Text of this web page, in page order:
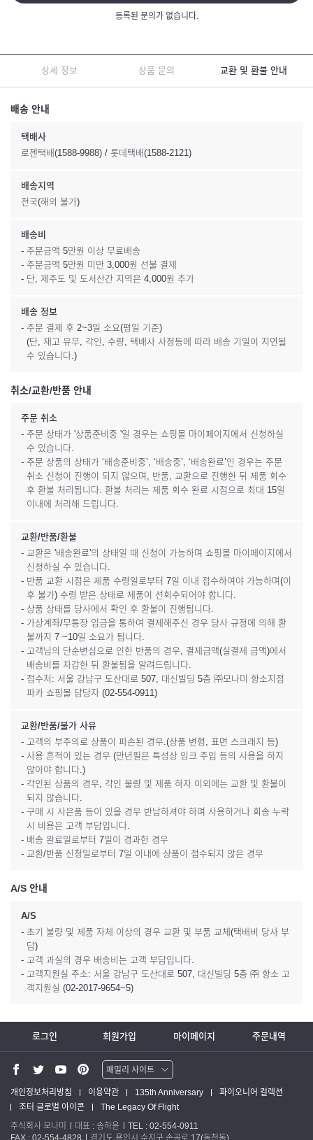
등록된 문의가 없습니다.
상세 정보 상품 문의 교환 및 환불 안내
배송 안내
택배사
로젠택배(1588-9988) / 롯데택배(1588-2121)
배송지역
전국(해외 불가)
배송비
- 주문금액 5만원 이상 무료배송
- 주문금액 5만원 미만 3,000원 선불 결제
- 단, 제주도 및 도서산간 지역은 4,000원 추가
배송 정보
- 주문 결제 후 2~3일 소요(평일 기준)
(단, 재고 유무, 각인, 수량, 택배사 사정등에 따라 배송 기일이 지연될
수 있습니다.)
취소/교환/반품 안내
주문 취소
- 주문 상태가 '상품준비중 '일 경우는 쇼핑몰 마이페이지에서 신청하실
수 있습니다.
- 주문 상품의 상태가 ‘배송준비중’, ‘배송중’, ‘배송완료’인 경우는 주문
취소 신청이 진행이 되지 않으며, 반품, 교환으로 진행한 뒤 제품 회수
후 환불 처리됩니다. 환불 처리는 제품 회수 완료 시점으로 최대 15일
이내에 처리해 드립니다.
교환/반품/환불
- 교환은 '배송완료'의 상태일 때 신청이 가능하며 쇼핑몰 마이페이지에서
신청하실 수 있습니다.
- 반품 교환 시점은 제품 수령일로부터 7일 이내 접수하여야 가능하며(이
후 불가) 수령 받은 상태로 제품이 선회수되어야 합니다.
- 상품 상태를 당사에서 확인 후 환불이 진행됩니다.
- 가상계좌/무통장 입금을 통하여 결제해주신 경우 당사 규정에 의해 환
불까지 7 ~10일 소요가 됩니다.
- 고객님의 단순변심으로 인한 반품의 경우, 결제금액(실결제 금액)에서
배송비를 차감한 뒤 환불됨을 알려드립니다.
- 접수처: 서울 강남구 도산대로 507, 대신빌딩 5층 ㈜모나미 항소지점
파카 쇼핑몰 담당자 (02-554-0911)
교환/반품/불가 사유
- 고객의 부주의로 상품이 파손된 경우.(상품 변형, 표면 스크래치 등)
- 사용 흔적이 있는 경우 (만년필은 특성상 잉크 주입 등의 사용을 하지
않아야 합니다.)
- 각인된 상품의 경우, 각인 불량 및 제품 하자 이외에는 교환 및 환불이
되지 않습니다.
- 구매 시 사은품 등이 있을 경우 반납하셔야 하며 사용하거나 회송 누락
시 비용은 고객 부담입니다.
- 배송 완료일로부터 7일이 경과한 경우
- 교환/반품 신청일로부터 7일 이내에 상품이 접수되지 않은 경우
A/S 안내
A/S
- 초기 불량 및 제품 자체 이상의 경우 교환 및 부품 교체(택배비 당사 부
담)
- 고객 과실의 경우 배송비는 고객 부담입니다.
- 고객지원실 주소: 서울 강남구 도산대로 507, 대신빌딩 5층 ㈜ 항소 고
객지원실 (02-2017-9654~5)
로그인 회원가입 마이페이지 주문내역
패밀리 사이트
워터맨 쇼핑몰
파카 글로벌
개인정보처리방침 이용약관 135th Anniversary
파이오니어 컬렉션
조터 글로벌 아이콘
The Legacy Of Flight
주식회사 모나미
대표 : 송하윤
TEL : 02-554-0911
FAX : 02-554-4828
경기도 용인시 수지구 손곡로 17(동천동)